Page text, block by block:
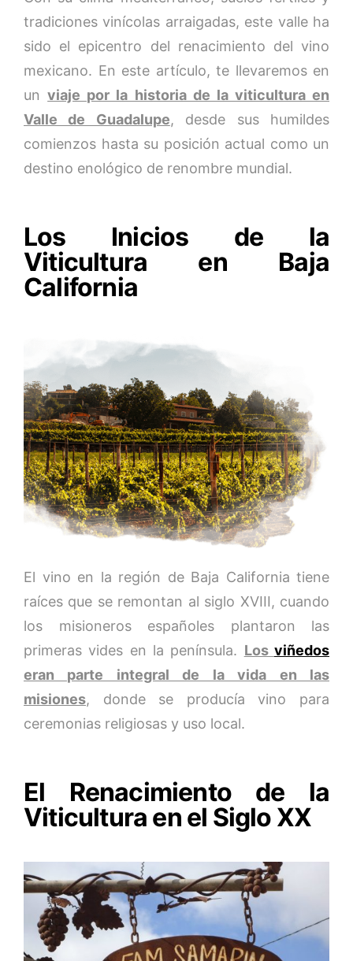
tradiciones vinícolas arraigadas, este valle ha
sido el epicentro del renacimiento del vino
mexicano. En este artículo, te llevaremos en
unviaje por la historia de la viticultura en
Valle de Guadalupe, desde sus humildes
comienzos hasta su posición actual como un
destino enológico de renombre mundial.
Los Inicios de la
Viticultura en Baja
California
El vino en la región de Baja California tiene
raíces que se remontan al siglo XVIII, cuando
los misioneros españoles plantaron las
primeras vides en la península. Losviñedos
eran parte integral de la vida en las
misiones, donde se producía vino para
ceremonias religiosas y uso local.
El Renacimiento de la
Viticultura en el Siglo XX